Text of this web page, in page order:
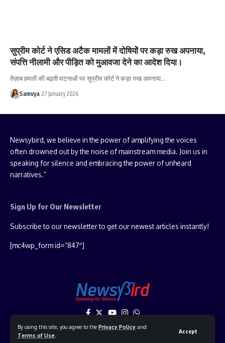
By using this site, you agree to the Privacy Policy and
Terms of Use
Accept
सुप्रीम कोर्ट ने एसिड अटैक मामलों में दोषियों पर कड़ा रुख अपनाया,
संपत्ति नीलामी और पीड़ित को मुआवजा देने का आदेश दिया।
तेज़ाब हमलों की बढ़ती घटनाओं पर सुप्रीम कोर्ट ने कड़ा रुख अपनाया…
Samvya 27 January 2026
Newsybird, we believe in the power of amplifying the voices
often drowned out by the noise of mainstream media. Join us in
speaking for silence and embracing the power of unheard
narratives.”
Sign Up for Our Newsletter
Subscribe to our newsletter to get our newest articles instantly!
[mc4wp_form id=”847″]
© 2025 NewsyBird Network. All Rights Reserved.